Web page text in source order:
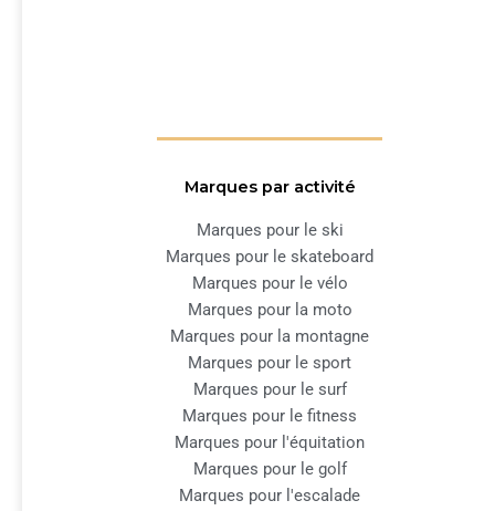
Marques par activité
Marques pour le ski
Marques pour le skateboard
Marques pour le vélo
Marques pour la moto
Marques pour la montagne
Marques pour le sport
Marques pour le surf
Marques pour le fitness
Marques pour l'équitation
Marques pour le golf
Marques pour l'escalade